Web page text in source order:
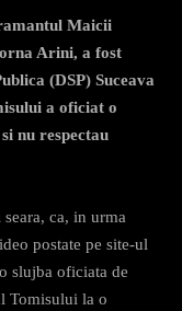
Maicii
Arini, a fost
(DSP) Suceava
a oficiat o
nu respectau
ca, in urma
postate pe site-ul
slujba oficiata de
Tomisului la o